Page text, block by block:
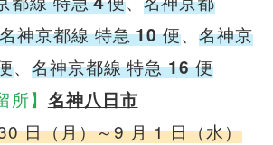
名神京都線 特急10便、名神京
、 名神京都線 特急16便
所】 名神八日市
日（月）～9 月 1 日（水）